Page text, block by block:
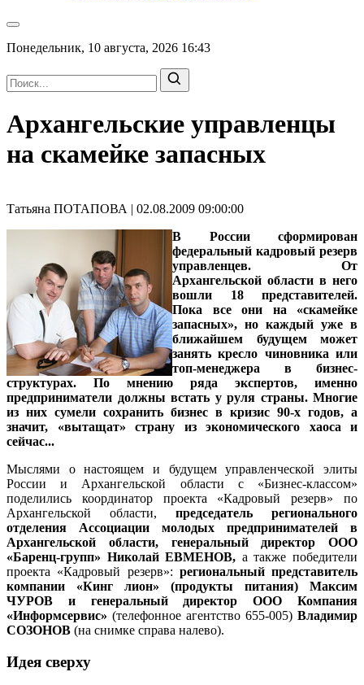
Понедельник, 10 августа, 2026 16:43
Архангельские управленцы
на скамейке запасных
Татьяна ПОТАПОВА | 02.08.2009 09:00:00
В России сформирован
федеральный кадровый резерв
управленцев. От
Архангельской области в него
вошли 18 представителей.
Пока все они на «скамейке
запасных», но каждый уже в
ближайшем будущем может
занять кресло чиновника или
топ-менеджера в бизнес-
структурах. По мнению ряда экспертов, именно
предприниматели должны встать у руля страны. Многие
из них сумели сохранить бизнес в кризис 90-х годов, а
значит, «вытащат» страну из экономического хаоса и
сейчас...
Мыслями о настоящем и будущем управленческой элиты
России и Архангельской области с «Бизнес-классом»
поделились координатор проекта «Кадровый резерв» по
Архангельской области, председатель регионального
отделения Ассоциации молодых предпринимателей в
Архангельской области, генеральный директор ООО
«Баренц-групп» Николай ЕВМЕНОВ, а также победители
проекта «Кадровый резерв»: региональный представитель
компании «Кинг лион» (продукты питания) Максим
ЧУРОВ и генеральный директор ООО Компания
«Информсервис» (телефонное агентство 655-005) Владимир
СОЗОНОВ (на снимке справа налево).
Идея сверху